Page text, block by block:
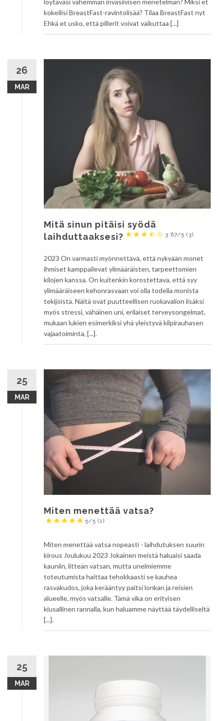
löytäväsi vähemmän invasiivisen menetelmän? Miksi et
kokeilisi BreastFast-ravintolisää? Tilaa BreastFast nyt
Ehkä et usko, että pillerit voivat vaikuttaa [...]
26
MAR
Mitä sinun pitäisi syödä
laihduttaaksesi?
3.67/5 (3)
2023 On varmasti myönnettävä, että nykyään monet
ihmiset kamppailevat ylimääräisten, tarpeettomien
kilojen kanssa. On kuitenkin korostettava, että syy
ylimääräiseen kehonrasvaan voi olla todella monista
tekijöistä. Näitä ovat puutteellisen ruokavalion lisäksi
myös stressi, vähäinen uni, erilaiset terveysongelmat,
mukaan lukien esimerkiksi yhä yleistyvä kilpirauhasen
vajaatoiminta, [...].
25
MAR
Miten menettää vatsa?
5/5 (1)
Miten menettää vatsa nopeasti - laihdutuksen suurin
kirous Joulukuu 2023 Jokainen meistä haluaisi saada
kauniin, litteän vatsan, mutta unelmiemme
toteutumista haittaa tehokkaasti se kauhea
rasvakudos, joka kerääntyy paitsi lonkan ja reisien
alueelle, myös vatsalle. Tämä vika on erityisen
kiusallinen rannalla, kun haluamme näyttää täydelliseltä
[...].
25
MAR